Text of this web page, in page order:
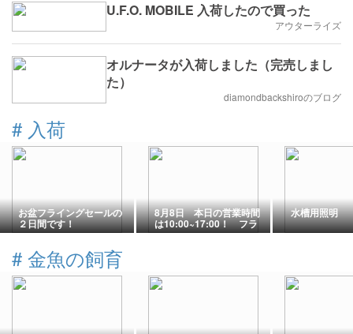
U.F.O. MOBILE 入荷したので買った
アウターライズ
オルナータが入荷しました（完売しまし
た）
diamondbackshiroのブログ
# 入荷
お盆フライングセールの
２日間です！
8月8日 本日の営業時間
は10:00~17:00！ フラ
イングお盆セール２日間
水槽用照明
# 金魚の飼育